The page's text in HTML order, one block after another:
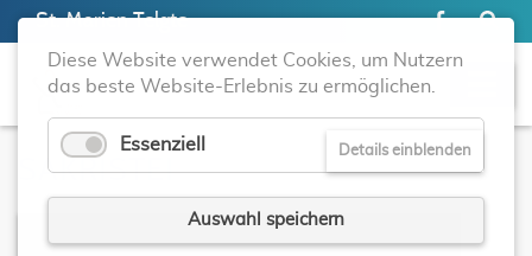
St. Marien Telgte
SAKRISTEI
Diese Website verwendet Cookies, um Nutzern
das beste Website-Erlebnis zu ermöglichen.
Essenziell Details einblenden
Auswahl speichern